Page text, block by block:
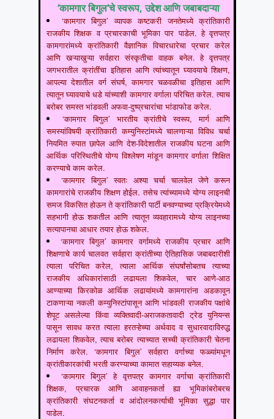
‘कामगार बिगुल’चे स्वरूप, उद्देश आणि जबाबदाऱ्या
‘कामगार बिगुल’ व्यापक कष्टकरी जनतेमध्ये क्रांतिकारी
राजकीय शिक्षक व प्रचारकाची भूमिका पार पाडेल. हे वृत्तपत्र
कामगारांमध्ये क्रांतिकारी वैज्ञानिक विचारधारेचा प्रचार करेल
आणि खऱ्याखुऱ्या सर्वहारा संस्कृतीचा वाहक बनेल. हे वृत्तपत्र
जगभरातील क्रांतींचा इतिहास आणि त्यांच्यातून घ्यावयाचे शिक्षण,
आपल्या देशातील वर्ग संघर्ष, कामगार चळवळीचा इतिहास आणि
त्यातून घ्यावयाचे धडे यांच्याशी कामगार वर्गाला परिचित करेल. त्याच
बरोबर समस्त भांडवली अफवा-दुष्प्रचारांचा भांडाफोड करेल.
‘कामगार बिगुल’ भारतीय क्रांतीचे स्वरूप, मार्ग आणि
समस्यांविषयी क्रांतिकारी कम्युनिस्टांमध्ये चालणाऱ्या विविध चर्चा
नियमित रुपात छापेल आणि देश-विदेशातील राजकीय घटना आणि
आर्थिक परिस्थितीचे योग्य विश्लेषण मांडून कामगार वर्गाला शिक्षित
करण्याचे काम करेल.
‘कामगार बिगुल’ स्वतः अश्या चर्चा चालवेल जेणे करून
कामगारांचे राजकीय शिक्षण होईल. तसेच त्यांच्यामध्ये योग्य लाइनची
समज विकसित होऊन ते क्रांतिकारी पार्टी बनवण्याच्या प्रक्रियेमध्ये
सहभागी होऊ शकतील आणि त्यातून व्यवहारामध्ये योग्य लाइनच्या
सत्यापानचा आधार तयार होऊ शकेल.
‘कामगार बिगुल’ कामगार वर्गामध्ये राजकीय प्रचार आणि
शिक्षणाचे कार्य चालवत सर्वहारा क्रांतीच्या ऐतिहासिक जबाबदारीशी
त्याला परिचित करेल, त्याला आर्थिक संघर्षांसोबतच त्याच्या
राजकीय अधिकारांसाठी लढायला शिकवेल, चार आणे-आठ
आण्याच्या किरकोळ आर्थिक लढायांमध्ये कामगारांना अडकावून
टाकणाऱ्या नकली कम्युनिस्टांपासून आणि भांडवली राजकीय पक्षांचे
शेपूट असलेल्या किंवा व्यक्तिवादी-अराजकतावादी ट्रेड युनियन्स
पासून सावध करत त्याला हरतऱ्हेच्या अर्थवाद व सुधारवादाविरुद्ध
लढायला शिकवेल, त्याच बरोबर त्याच्यात सच्ची क्रांतिकारी चेतना
निर्माण करेल. ‘कामगार बिगुल’ सर्वहारा वर्गाच्या फळ्यांमधून
क्रांतीकारकांची भरती करण्याच्या कामात सहाय्यक बनेल.
‘कामगार बिगुल’ हे वृत्तपत्र कामगार वर्गाचा क्रांतिकारी
शिक्षक, प्रचारक आणि आवाहनकर्ता ह्या भूमिकांबरोबरच
क्रांतिकारी संघटनकर्ता व आंदोलनकर्त्याची भूमिका सुद्धा पार
पाडेल.